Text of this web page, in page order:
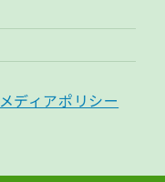
ディアポリシー